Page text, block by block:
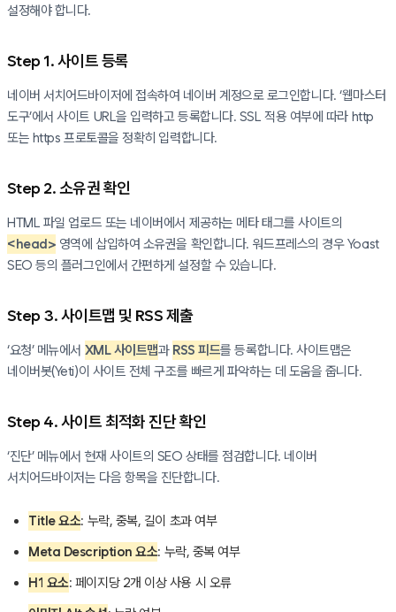
설정해야 합니다.
Step 1. 사이트 등록
네이버 서치어드바이저에 접속하여 네이버 계정으로 로그인합니다. ‘웹마스터
도구’에서 사이트 URL을 입력하고 등록합니다. SSL 적용 여부에 따라 http
또는 https 프로토콜을 정확히 입력합니다.
Step 2. 소유권 확인
HTML 파일 업로드 또는 네이버에서 제공하는 메타 태그를 사이트의
<head> 영역에 삽입하여 소유권을 확인합니다. 워드프레스의 경우 Yoast
SEO 등의 플러그인에서 간편하게 설정할 수 있습니다.
Step 3. 사이트맵 및 RSS 제출
‘요청’ 메뉴에서 XML 사이트맵과 RSS 피드를 등록합니다. 사이트맵은
네이버봇(Yeti)이 사이트 전체 구조를 빠르게 파악하는 데 도움을 줍니다.
Step 4. 사이트 최적화 진단 확인
‘진단’ 메뉴에서 현재 사이트의 SEO 상태를 점검합니다. 네이버
서치어드바이저는 다음 항목을 진단합니다.
Title 요소: 누락, 중복, 길이 초과 여부
Meta Description 요소: 누락, 중복 여부
H1 요소: 페이지당 2개 이상 사용 시 오류